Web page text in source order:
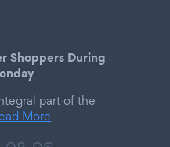
Shoppers During
part of the
More